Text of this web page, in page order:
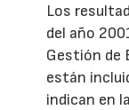
Los
del año
Gestión de
están
indican en